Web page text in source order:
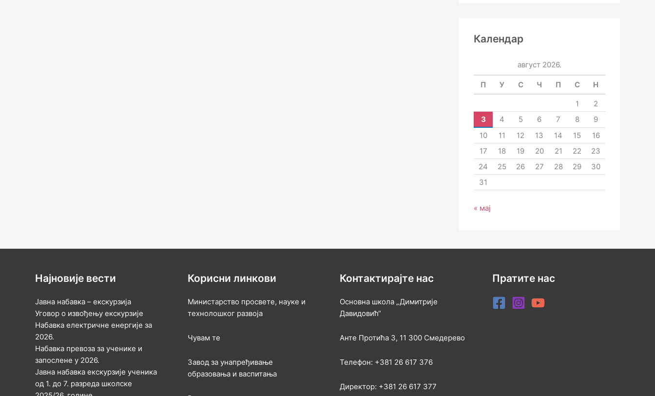
Календар
август 2026.
П У С Ч П С Н
1
2
3
4 5 6 7 8
9
10
11 12 13 14 15
16
17
18 19 20 21 22
23
24
25 26 27 28 29
30
31
« мај
Најновије вести
Јавна набавка – екскурзија
Уговор о извођењу екскурзије
Набавка електричне енергије за
2026.
Набавка превоза за ученике и
запослене у 2026.
Јавна набавка екскурзије ученика
од 1. до 7. разреда школске
Корисни линкови
Министарство просвете, науке и
технолошког развоја
Чувам те
Завод за унапређивање
образовања и васпитања
Контактирајте нас
Основна школа „Димитрије
Давидовић“
Анте Протића 3, 11 300 Смедерево
Телефон: +381 26 617 376
Директор: +381 26 617 377
Пратите нас